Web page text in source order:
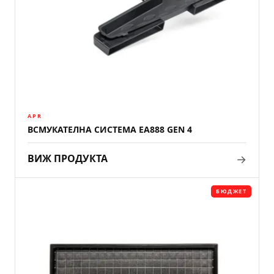
APR
ВСМУКАТЕЛНА СИСТЕМА EA888 GEN 4
ВИЖ ПРОДУКТА →
БЮДЖЕТ